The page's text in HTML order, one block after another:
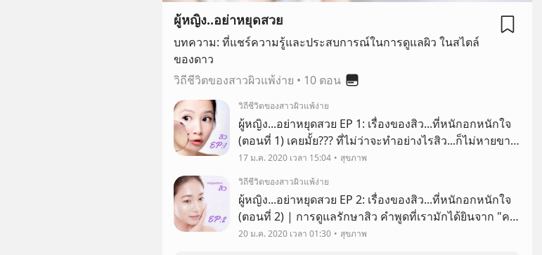
ผู้หญิง..อย่าหยุดสวย
บทความ: ที่แชร์ความรู้และประสบการณ์ในการดูแลผิว ในสไตล์
ของดาว
วิถีชีวิตของสาวผิวแพ้ง่าย • 10 ตอน
วิถีชีวิตของสาวผิวแพ้ง่าย
ผู้หญิง...อย่าหยุดสวย EP 1: เรื่องของสิว...ที่หนักอกหนักใจ
(ตอนที่ 1) เคยมั้ย??? ที่ไม่ว่าจะทำอย่างไรสิว...ก็ไม่หายขาด
สักที ทั้งทายา กินยา ทำเลเซอร์ สิวหายไปสักพัก เด๋วอีกแปบ
สิวก็ขึ้นอีกละ
17 ม.ค. 2020 เวลา 15:04
สุขภาพ
วิถีชีวิตของสาวผิวแพ้ง่าย
ผู้หญิง...อย่าหยุดสวย EP 2: เรื่องของสิว...ที่หนักอกหนักใจ
(ตอนที่ 2) | การดูแลรักษาสิว คำพูดที่เรามักได้ยินจาก "คน
ที่เป็นสิวง่าย" เช่น ... "ทายา กินยาเท่าไร สิวก็ไม่หาย" ... ...
20 ม.ค. 2020 เวลา 01:30 สุขภาพ